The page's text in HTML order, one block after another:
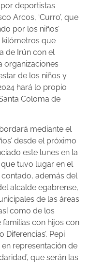
deportistas
Arcos, ‘Curro’, que
por los niños’
kilómetros que
de Irún con el
organizaciones
de los niños y
hará lo propio
Coloma de
mediante el
desde el próximo
este lunes en la
tuvo lugar en el
además del
alcalde egabrense,
de las áreas
como de los
con hijos con
Diferencias’, Pepi
representación de
que serán las